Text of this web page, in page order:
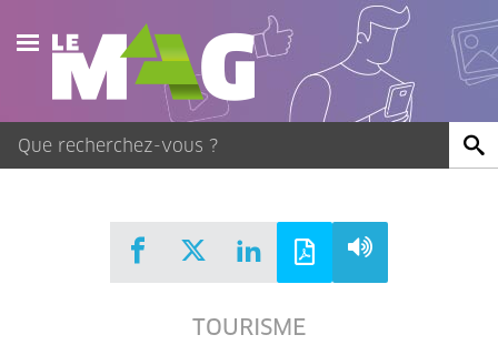
Actualités
Agenda
Publications
TOURISME